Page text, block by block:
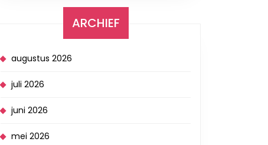
ARCHIEF
augustus 2026
juli 2026
juni 2026
mei 2026